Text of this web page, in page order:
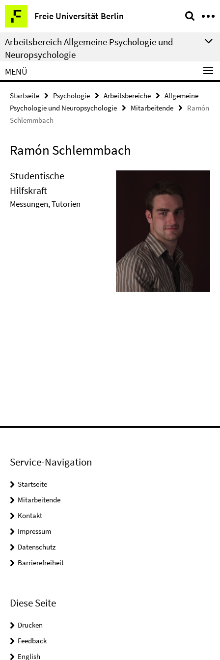
Springe
direkt
zu
Inhalt
Freie Universität Berlin
Service-
Navigation
Arbeitsbereich Allgemeine Psychologie und
Neuropsychologie
MENÜ
Startseite Psychologie Arbeitsbereiche
Allgemeine
Psychologie und Neuropsychologie
Mitarbeitende
Ramón
Schlemmbach
Ramón Schlemmbach
Studentische
Hilfskraft
Messungen, Tutorien
Service-Navigation
Startseite
Mitarbeitende
Kontakt
Impressum
Datenschutz
Barrierefreiheit
Diese Seite
Drucken
Feedback
English